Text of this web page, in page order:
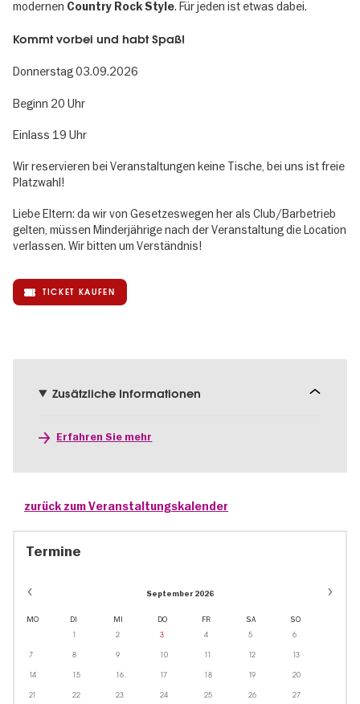
modernen Country Rock Style. Für jeden ist etwas dabei.
Kommt vorbei und habt Spaß!
Donnerstag 03.09.2026
Beginn 20 Uhr
Einlass 19 Uhr
Wir reservieren bei Veranstaltungen keine Tische, bei uns ist freie
Platzwahl!
Liebe Eltern: da wir von Gesetzeswegen her als Club/Barbetrieb
gelten, müssen Minderjährige nach der Veranstaltung die Location
verlassen. Wir bitten um Verständnis!
TICKET KAUFEN
Zusätzliche Informationen
Erfahren Sie mehr
zurück zum Veranstaltungskalender
Termine
September 2026
MO DI MI DO FR SA SO
1 2 3 4 5 6
7 8 9 10 11 12 13
14 15 16 17 18 19 20
21 22 23 24 25 26 27